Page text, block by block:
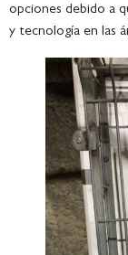
opciones debido a
y tecnología en las